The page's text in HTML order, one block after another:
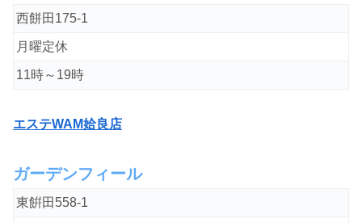
西餅田175-1
月曜定休
11時～19時
エステWAM姶良店
ガーデンフィール
東餠田558-1